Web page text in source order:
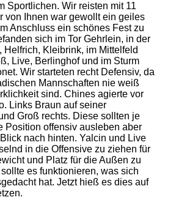
Sportlichen. Wir reisten mit 11
von Ihnen war gewollt ein geiles
Anschluss ein schönes Fest zu
sich im Tor Gehrlein, in der
Helfrich, Kleibrink, im Mittelfeld
Live, Berlinghof und im Sturm
Wir starteten recht Defensiv, da
Mannschaften nie weiß
sind. Chines agierte vor
Links Braun auf seiner
Groß rechts. Diese sollten je
Position offensiv ausleben aber
nach hinten. Yalcin und Live
in die Offensive zu ziehen für
und Platz für die Außen zu
es funktionieren, was sich
hat. Jetzt hieß es dies auf